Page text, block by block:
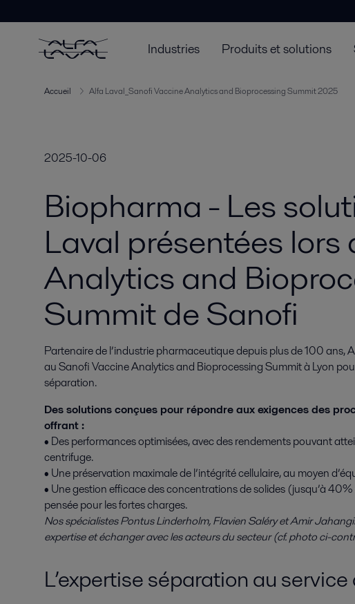
Partenaire de l’industrie pharmaceutique depuis plus de 100 ans, Alfa
séparation.
Industries Produits et solutions
Accueil Alfa Laval_Sanofi Vaccine Analytics and Bioprocessing Summit 2025
2025-10-06
Biopharma - Les
Laval présentées lors
Analytics and
Summit de Sanofi
Partenaire de l’industrie pharmaceutique depuis plus de 100 ans,
au Sanofi Vaccine Analytics and Bioprocessing Summit à Lyon
séparation.
Des solutions conçues pour répondre aux exigences des
offrant :
• Des performances optimisées, avec des rendements pouvant
centrifuge.
• Une préservation maximale de l’intégrité cellulaire, au moyen
• Une gestion efficace des concentrations de solides (jusqu’à
pensée pour les fortes charges.
Nos spécialistes Pontus Linderholm, Flavien Saléry et Amir
expertise et échanger avec les acteurs du secteur (cf. photo ci-
L’expertise séparation au